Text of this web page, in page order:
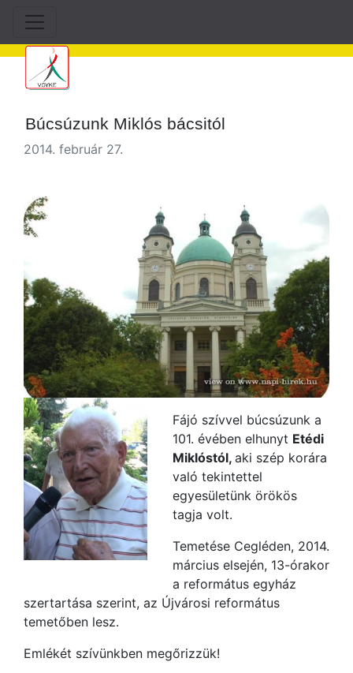
Búcsúzunk Miklós bácsitól
2014. február 27.
Fájó szívvel búcsúzunk a
101. évében elhunyt Etédi
Miklóstól, aki szép korára
való tekintettel
egyesületünk örökös
tagja volt.
Temetése Cegléden, 2014.
március elsején, 13-órakor
a református egyház
szertartása szerint, az Újvárosi református
temetőben lesz.
Emlékét szívünkben megőrizzük!